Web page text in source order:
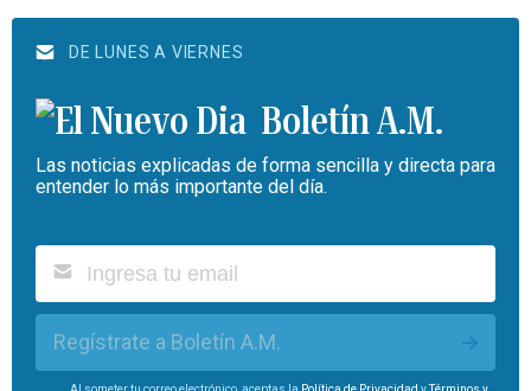
DE LUNES A VIERNES
Boletín A.M.
Las noticias explicadas de forma sencilla y directa para
entender lo más importante del día.
Regístrate a Boletín A.M.